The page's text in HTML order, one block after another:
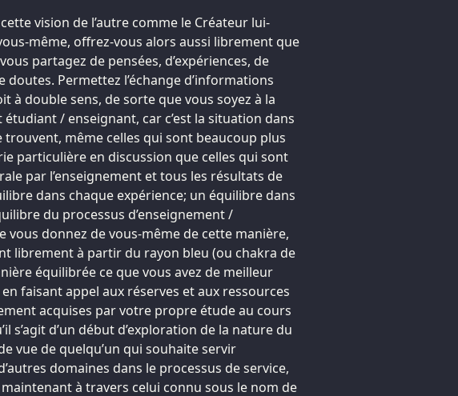
vision de l’autre comme le Créateur lui-
même, offrez-vous alors aussi librement que
partagez de pensées, d’expériences, de
Permettez l’échange d’informations
à double sens, de sorte que vous soyez à la
/ enseignant, car c’est la situation dans
trouvent, même celles qui sont beaucoup plus
particulière en discussion que celles qui sont
par l’enseignement et tous les résultats de
dans chaque expérience; un équilibre dans
du processus d’enseignement /
vous donnez de vous-même de cette manière,
librement à partir du rayon bleu (ou chakra de
équilibrée ce que vous avez de meilleur
faisant appel aux réserves et aux ressources
acquises par votre propre étude au cours
s’agit d’un début d’exploration de la nature du
vue de quelqu’un qui souhaite servir
domaines dans le processus de service,
à travers celui connu sous le nom de